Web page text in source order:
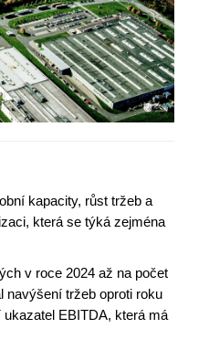
kapacity, růst tržeb a
která se týká zejména
v roce 2024 až na počet
navýšení tržeb oproti roku
EBITDA, která má